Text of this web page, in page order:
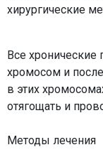
хирургические
Все
хромосом и
в этих
отягощать и
Методы лечения